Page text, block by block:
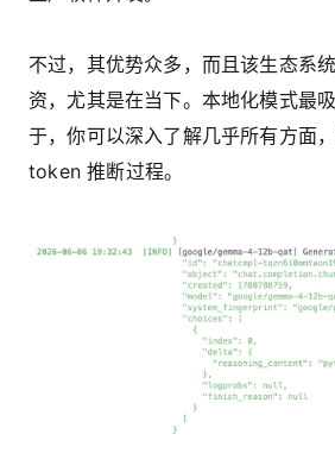
不过，其优势众多，而且该生态系
资，尤其是在当下。本地化模式最
于，你可以深入了解几乎所有方面
token 推断过程。